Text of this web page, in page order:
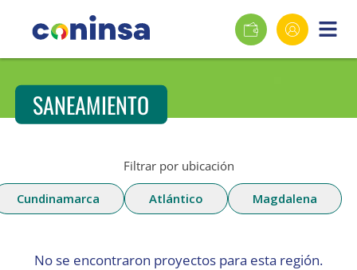
SANEAMIENTO
Filtrar por ubicación
Cundinamarca Atlántico Magdalena
No se encontraron proyectos para esta región.